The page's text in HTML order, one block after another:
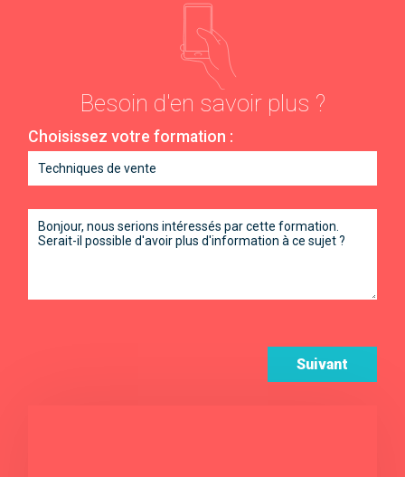
Besoin d'en savoir plus ?
Choisissez votre formation :
Suivant